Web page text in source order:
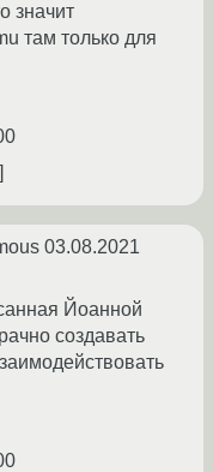
значит
там только для
03.08.2021
Йоанной
создавать